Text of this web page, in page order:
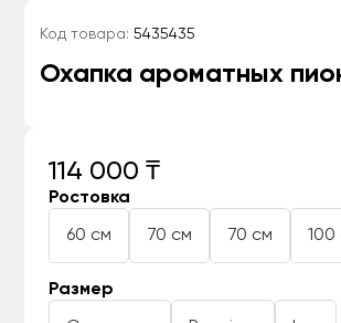
Код товара: 5435435
Охапка ароматных
114 000 ₸
Ростовка
60 см 70 см 70 см 100
Размер